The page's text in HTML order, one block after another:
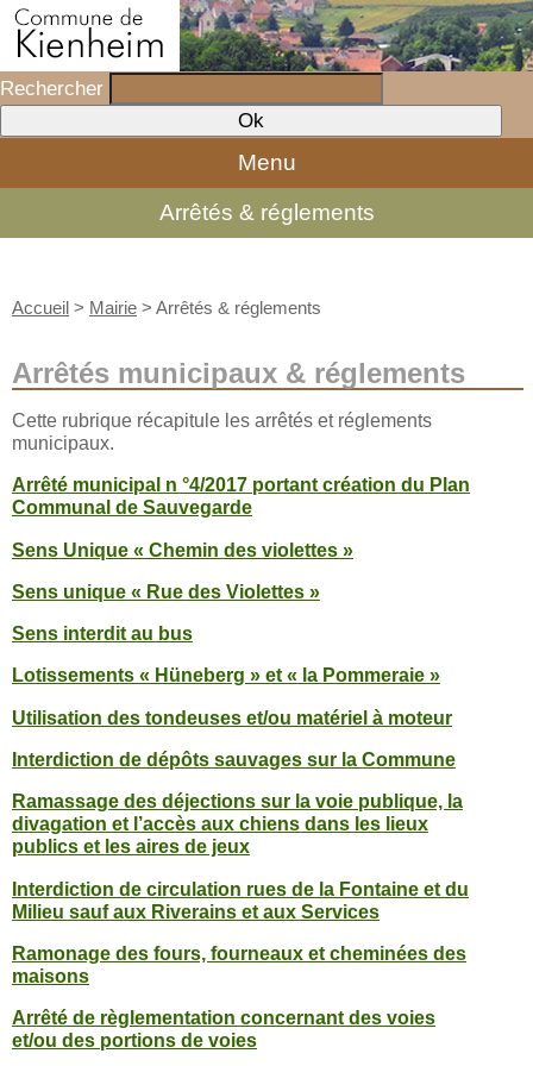
Rechercher
Menu
Arrêtés & réglements
Accueil > Mairie > Arrêtés & réglements
Arrêtés municipaux & réglements
Cette rubrique récapitule les arrêtés et réglements
municipaux.
Arrêté municipal n °4/2017 portant création du Plan
Communal de Sauvegarde
Sens Unique « Chemin des violettes »
Sens unique « Rue des Violettes »
Sens interdit au bus
Lotissements « Hüneberg » et « la Pommeraie »
Utilisation des tondeuses et/ou matériel à moteur
Interdiction de dépôts sauvages sur la Commune
Ramassage des déjections sur la voie publique, la
divagation et l’accès aux chiens dans les lieux
publics et les aires de jeux
Interdiction de circulation rues de la Fontaine et du
Milieu sauf aux Riverains et aux Services
Ramonage des fours, fourneaux et cheminées des
maisons
Arrêté de règlementation concernant des voies
et/ou des portions de voies